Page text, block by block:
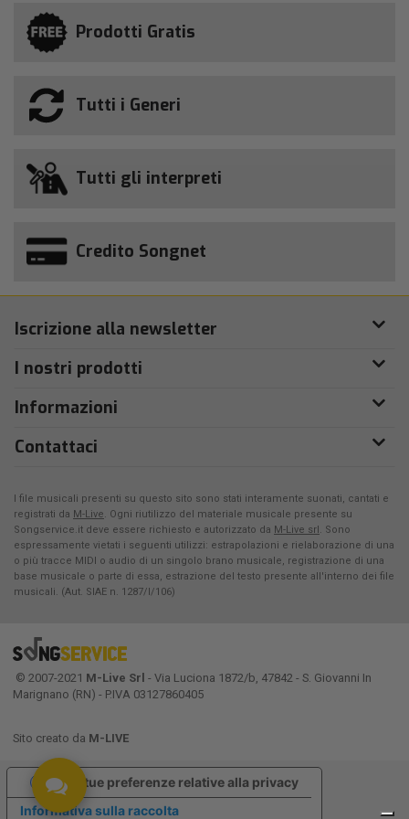
Prodotti Gratis
Tutti i Generi
Tutti gli interpreti
Credito Songnet
Iscrizione alla newsletter
I nostri prodotti
Informazioni
Contattaci
I file musicali presenti su questo sito sono stati interamente suonati, cantati e
registrati da M-Live. Ogni riutilizzo del materiale musicale presente su
Songservice.it deve essere richiesto e autorizzato da M-Live srl . Sono
espressamente vietati i seguenti utilizzi: estrapolazioni e rielaborazione di una
o più tracce MIDI o audio di un singolo brano musicale, registrazione di una
base musicale o parte di essa, estrazione del testo presente all'interno dei file
musicali. (Aut. SIAE n. 1287/I/106)
© 2007-2021 M-Live Srl - Via Luciona 1872/b, 47842 - S. Giovanni In
Marignano (RN) - P.IVA 03127860405
Sito creato da M-LIVE
Informativa sulla raccolta
Le tue preferenze relative alla privacy